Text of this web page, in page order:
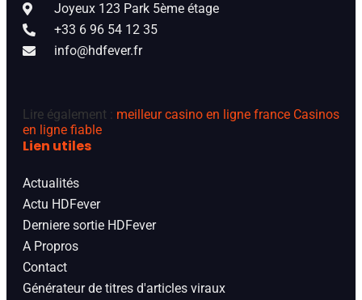
Joyeux 123 Park 5ème étage
+33 6 96 54 12 35
info@hdfever.fr
Lire également : meilleur casino en ligne france Casinos
en ligne fiable
Lien utiles
Actualités
Actu HDFever
Derniere sortie HDFever
A Propros
Contact
Générateur de titres d'articles viraux